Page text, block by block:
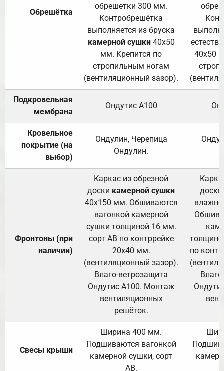
Обрешётка
обрешетки 300 мм.
Контробрешётка
выполняется из бруска
камерной сушки40х50
мм. Крепится по
стропильным ногам
(вентиляционный зазор).
40х50
Подкровельная
мембрана
Ондутис А100
Кровельное
покрытие (на
выбор)
Ондулин, Черепица
Ондулин.
Фронтоны (при
наличии)
Каркас из обрезной
доски камерной сушки
40х150 мм. Обшиваются
вагонкой камерной
сушки толщиной 16 мм.
сорт АВ по контррейке
20х40 мм.
(вентиляционный зазор).
Влаго-ветрозащита
Ондутис А100. Монтаж
вентиляционных
решёток.
доски
по
Свесы крыши
Ширина 400 мм.
Подшиваются вагонкой
камерной сушки, сорт
АВ.